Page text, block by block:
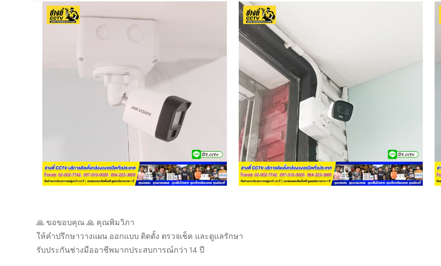
🙏 ขอขอบคุณ 🙏 คุณพิมวิภา
ให้คำปรึกษาวางแผน ออกแบบ ติดตั้ง ตรวจเช็ค และดูแลรักษา
รับประกันช่างมืออาชีพมากประสบการณ์กว่า 14 ปี